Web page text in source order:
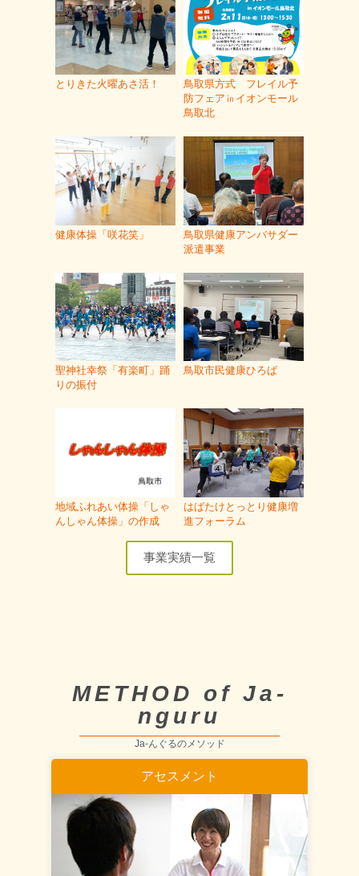
とりきた火曜あさ活！
鳥取県方式 フレイル予
防フェア㏌イオンモール
鳥取北
健康体操「咲花笑」
鳥取県健康アンバサダー
派遣事業
聖神社幸祭「有楽町」踊
りの振付
鳥取市民健康ひろば
地域ふれあい体操「しゃ
んしゃん体操」の作成
はばたけとっとり健康増
進フォーラム
事業実績一覧
METHOD of Ja-
nguru
Ja-んぐるのメソッド
アセスメント